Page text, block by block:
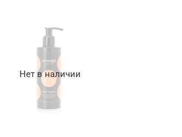
Нет в наличии